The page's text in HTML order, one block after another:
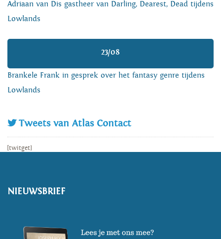
Adriaan van Dis gastheer van Darling, Dearest, Dead tijdens
Lowlands
23/08
Brankele Frank in gesprek over het fantasy genre tijdens
Lowlands
Tweets van Atlas Contact
[twitget]
NIEUWSBRIEF